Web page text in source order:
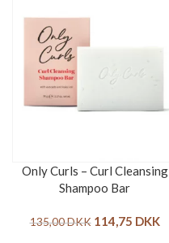
Only Curls – Curl Cleansing
Shampoo Bar
135,00DKK 114,75 DKK